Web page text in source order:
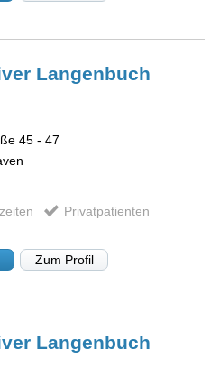
Langenbuch
45 - 47
Privatpatienten
Zum Profil
Langenbuch